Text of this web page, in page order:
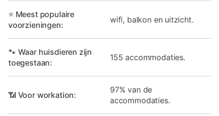
⭐ Meest populaire
voorzieningen:
wifi, balkon en uitzicht.
🐾 Waar huisdieren zijn
toegestaan:
155 accommodaties.
📶 Voor workation:
97% van de
accommodaties.